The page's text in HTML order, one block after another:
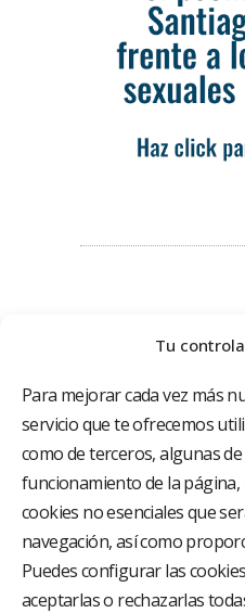
Tu
Para mejorar cada vez más
servicio que te ofrecemos
como de terceros, algunas
funcionamiento de la
cookies no esenciales que
navegación, así como
Puedes configurar las
aceptarlas o rechazarlas
El Grupo Hospitalario HLA
hospitalarios con mayor
con el objetivo de
asistencia sanitaria de alto
está compuesta por 18
multiespecialidad.